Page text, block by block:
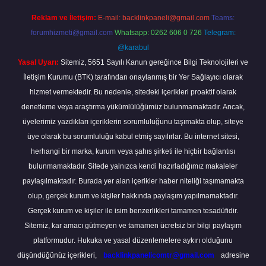
Reklam ve İletişim: E-mail: backlinkpaneli@gmail.com Teams:
forumhizmeti@gmail.com Whatsapp: 0262 606 0 726 Telegram:
@karabul
Yasal Uyarı: Sitemiz, 5651 Sayılı Kanun gereğince Bilgi Teknolojileri ve
İletişim Kurumu (BTK) tarafından onaylanmış bir Yer Sağlayıcı olarak
hizmet vermektedir. Bu nedenle, sitedeki içerikleri proaktif olarak
denetleme veya araştırma yükümlülüğümüz bulunmamaktadır. Ancak,
üyelerimiz yazdıkları içeriklerin sorumluluğunu taşımakta olup, siteye
üye olarak bu sorumluluğu kabul etmiş sayılırlar. Bu internet sitesi,
herhangi bir marka, kurum veya şahıs şirketi ile hiçbir bağlantısı
bulunmamaktadır. Sitede yalnızca kendi hazırladığımız makaleler
paylaşılmaktadır. Burada yer alan içerikler haber niteliği taşımamakta
olup, gerçek kurum ve kişiler hakkında paylaşım yapılmamaktadır.
Gerçek kurum ve kişiler ile isim benzerlikleri tamamen tesadüfidir.
Sitemiz, kar amacı gütmeyen ve tamamen ücretsiz bir bilgi paylaşım
platformudur. Hukuka ve yasal düzenlemelere aykırı olduğunu
düşündüğünüz içerikleri,
backlinkpanelicomtr@gmail.com adresine